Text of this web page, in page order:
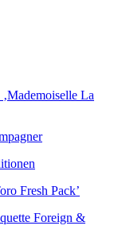
La
Fresh Pack’
Foreign &